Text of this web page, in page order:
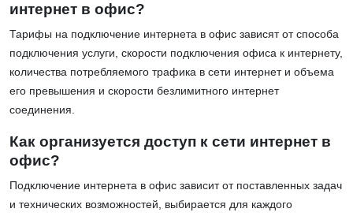
интернет в офис?
Тарифы на подключение интернета в офис зависят от способа
подключения услуги, скорости подключения офиса к интернету,
количества потребляемого трафика в сети интернет и объема
его превышения и скорости безлимитного интернет
соединения.
Как организуется доступ к сети интернет в
офис?
Подключение интернета в офис зависит от поставленных задач
и технических возможностей, выбирается для каждого